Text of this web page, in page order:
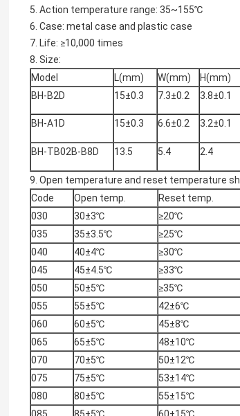
5. Action temperature range: 35~155℃
6. Case: metal case and plastic case
7. Life: ≥10,000 times
8. Size:
Model
L(mm) W(mm) H(mm)
BH-B2D
15±0.3 7.3±0.2 3.8±0.1
BH-A1D 15±0.3 6.6±0.2 3.2±0.1
BH-TB02B-B8D 13.5 5.4 2.4
9. Open temperature and reset temperature
Code
Open temp. Reset temp.
030
30±3℃ ≥20℃
035
35±3.5℃ ≥25℃
040
40±4℃ ≥30℃
045
45±4.5℃ ≥33℃
050
50±5℃ ≥35℃
055
55±5℃ 42±6℃
060
60±5℃ 45±8℃
065
65±5℃ 48±10℃
070
70±5℃ 50±12℃
075
75±5℃ 53±14℃
080
80±5℃ 55±15℃